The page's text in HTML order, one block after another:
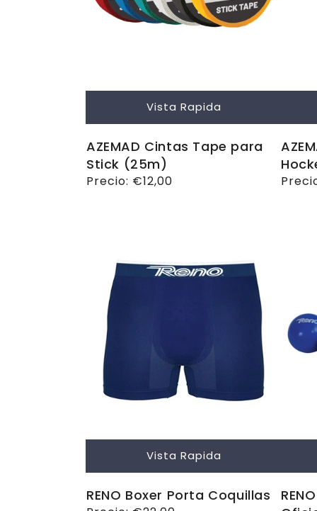
Vista Rapida
AZEMAD Cintas Tape para
Stick (25m)
Precio
Precio: €12,00
Vista Rapida
RENO Boxer Porta Coquillas